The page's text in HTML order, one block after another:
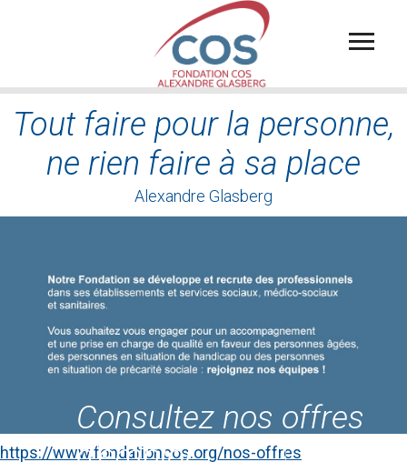
principal
Tout faire pour la personne,
ne rien faire à sa place
Alexandre Glasberg
https://www.fondationcos.org/nos-offres
Consultez nos offres
Le Fablab du COS